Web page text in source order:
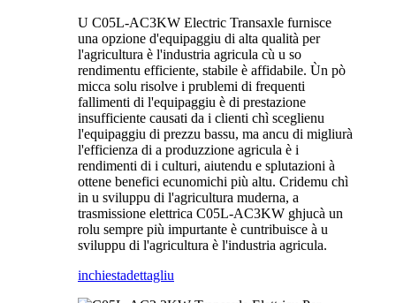
U C05L-AC3KW Electric Transaxle furnisce
una opzione d'equipaggiu di alta qualità per
l'agricultura è l'industria agricula cù u so
rendimentu efficiente, stabile è affidabile. Ùn pò
micca solu risolve i prublemi di frequenti
fallimenti di l'equipaggiu è di prestazione
insufficiente causati da i clienti chì sceglienu
l'equipaggiu di prezzu bassu, ma ancu di migliurà
l'efficienza di a produzzione agricula è i
rendimenti di i culturi, aiutendu e splutazioni à
ottene benefici ecunomichi più altu. Cridemu chì
in u sviluppu di l'agricultura muderna, a
trasmissione elettrica C05L-AC3KW ghjucà un
rolu sempre più impurtante è cuntribuisce à u
sviluppu di l'agricultura è l'industria agricula.
inchiestadettagliu